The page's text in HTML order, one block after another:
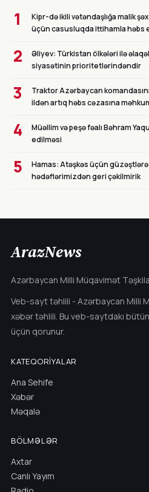
1
Kipr-də ikili vətəndaşlığa malik
üçün casusluqda ittihamla həbs
2
Əliyev: Türkistan ölkələri ilə
siyasətinin prioritetlərindəndir
3
Traktor Azərbaycan
ildən artıq həbs cəzasına
4
Müəllim və peşə fəalı Bəhram
edilməsi
5
Hamas: Atəşkəs üçün
hədəflərimizdən geri çəkilmirik
ArazNews
Azərbaycan Milli Müqavimət
Veb-sayt təhlili - Azərbaycan Milli
xəbər təhlili. Bu veb-saytdakı
üçün qorunur.
KATEQORIYALAR
Ana Sehife
Xəbər
Məqalə
BÖLMƏLƏR
Axtar
Canlı Yayım